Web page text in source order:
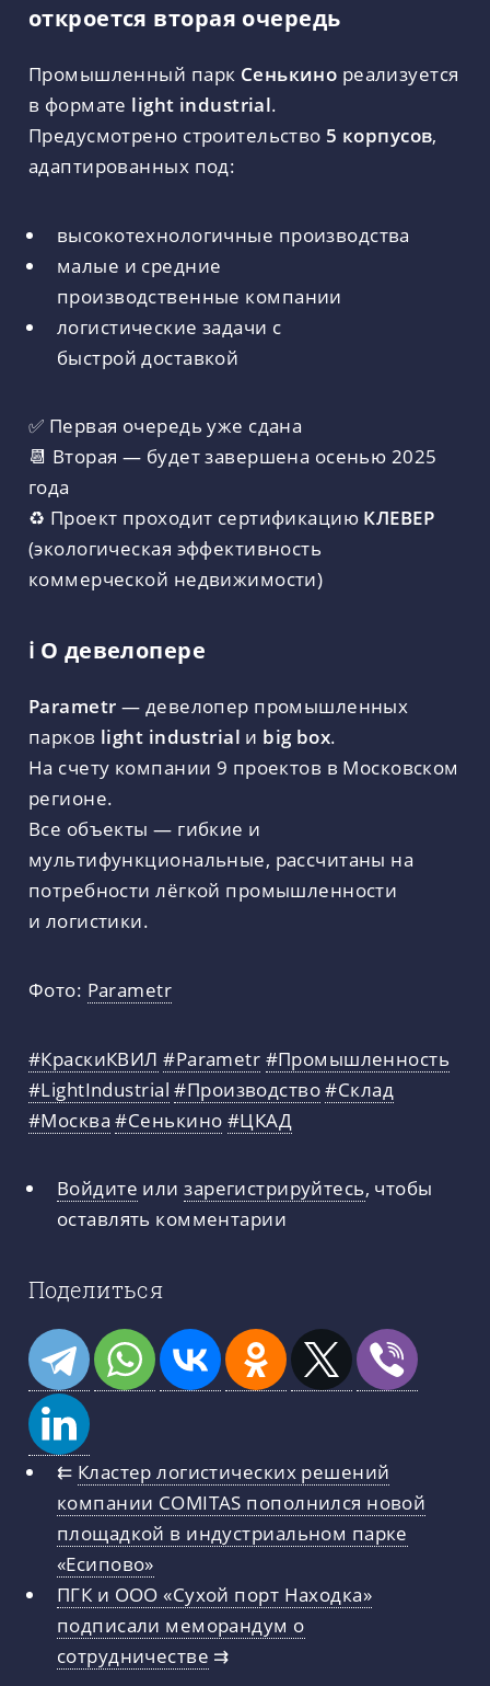
откроется вторая очередь
Промышленный парк Сенькино реализуется
в формате light industrial.
Предусмотрено строительство 5 корпусов,
адаптированных под:
высокотехнологичные производства
малые и средние
производственные компании
логистические задачи с
быстрой доставкой
✅ Первая очередь уже сдана
📆 Вторая — будет завершена осенью 2025
года
♻️ Проект проходит сертификацию КЛЕВЕР
(экологическая эффективность
коммерческой недвижимости)
ℹ️ О девелопере
Parametr — девелопер промышленных
парков light industrial и big box.
На счету компании 9 проектов в Московском
регионе.
Все объекты — гибкие и
мультифункциональные, рассчитаны на
потребности лёгкой промышленности
и логистики.
Фото: Parametr
#КраскиКВИЛ #Parametr #Промышленность
#LightIndustrial #Производство#Склад
#Москва #Сенькино #ЦКАД
Войдите илизарегистрируйтесь, чтобы
оставлять комментарии
Поделиться
⇇ Кластер логистических решений
компании COMITAS пополнился новой
площадкой в индустриальном парке
«Есипово»
ПГК и ООО «Сухой порт Находка»
подписали меморандум о
сотрудничестве ⇉